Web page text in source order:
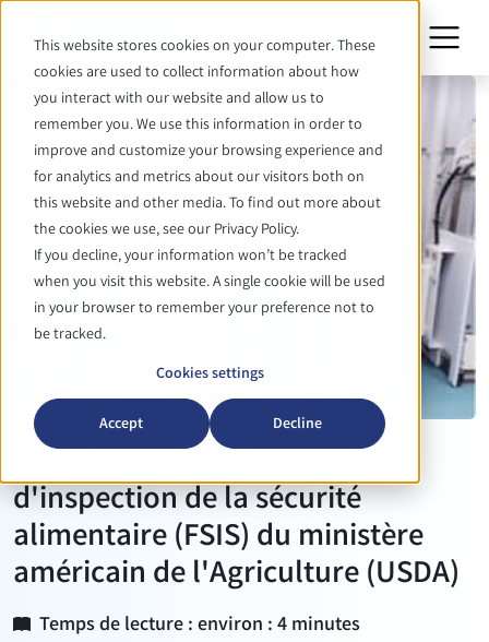
This website stores cookies on your computer. These
cookies are used to collect information about how
you interact with our website and allow us to
remember you. We use this information in order to
improve and customize your browsing experience and
for analytics and metrics about our visitors both on
this website and other media. To find out more about
the cookies we use, see our Privacy Policy.
If you decline, your information won’t be tracked
when you visit this website. A single cookie will be used
in your browser to remember your preference not to
be tracked.
Cookies settings
Accept Decline
Entretien avec le Service
d'inspection de la sécurité
alimentaire (FSIS) du ministère
américain de l'Agriculture (USDA)
Temps de lecture : environ : 4 minutes